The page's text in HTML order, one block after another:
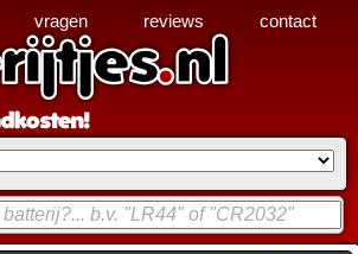
vragen reviews contact